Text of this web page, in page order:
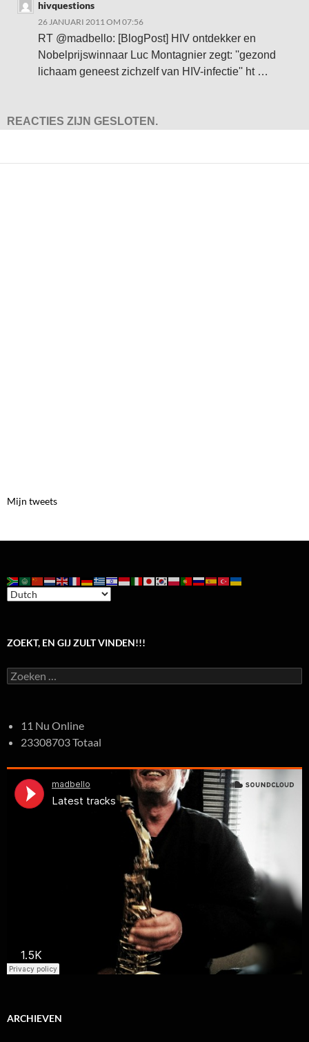
hivquestions
26 JANUARI 2011 OM 07:56
RT @madbello: [BlogPost] HIV ontdekker en
Nobelprijswinnaar Luc Montagnier zegt: ''gezond
lichaam geneest zichzelf van HIV-infectie'' ht …
REACTIES ZIJN GESLOTEN.
Mijn tweets
ZOEKT, EN GIJ ZULT VINDEN!!!
Zoeken
naar:
11 Nu Online
23308703 Totaal
ARCHIEVEN